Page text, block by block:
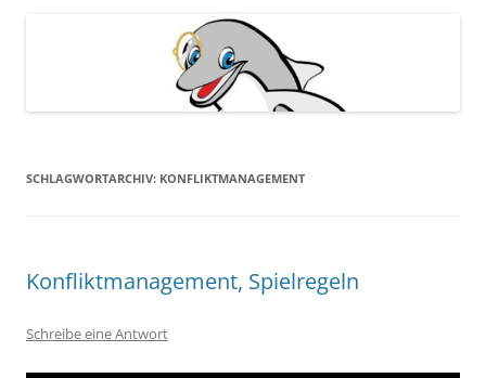
SCHLAGWORTARCHIV: KONFLIKTMANAGEMENT
Konfliktmanagement, Spielregeln
Schreibe eine Antwort